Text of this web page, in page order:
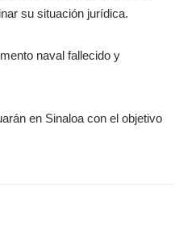
su situación jurídica.
naval fallecido y
en Sinaloa con el objetivo